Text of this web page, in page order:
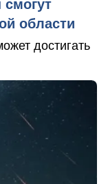
области
достигать